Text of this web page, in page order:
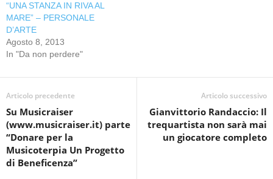
“UNA STANZA IN RIVA AL
MARE” – PERSONALE
D’ARTE
Agosto 8, 2013
In "Da non perdere"
Articolo precedente
Su Musicraiser
(www.musicraiser.it) parte
“Donare per la
Musicoterpia Un Progetto
di Beneficenza”
Articolo successivo
Gianvittorio Randaccio: Il
trequartista non sarà mai
un giocatore completo